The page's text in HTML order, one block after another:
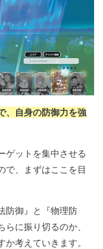
、自身の防御力を強
ゲットを集中させる
で、まずはここを目
防御』と『物理防
に振り切るのか、
考えていきます。